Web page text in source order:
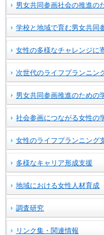
男女共同参画社会の推進の
学校と地域で育む男女共同
女性の多様なチャレンジに
次世代のライフプランニン
男女共同参画推進のための
社会参画につながる女性の
女性のライフプランニング
多様なキャリア形成支援
地域における女性人材育成
調査研究
リンク集・関連情報